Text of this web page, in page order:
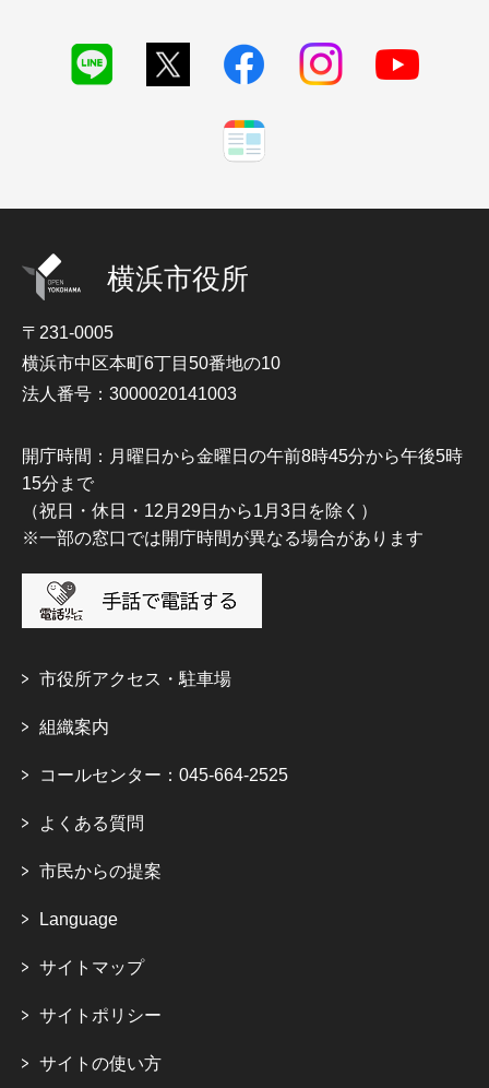
横浜市役所
〒231-0005
横浜市中区本町6丁目50番地の10
法人番号：3000020141003
開庁時間：月曜日から金曜日の午前8時45分から午後5時
15分まで
（祝日・休日・12月29日から1月3日を除く）
※一部の窓口では開庁時間が異なる場合があります
市役所アクセス・駐車場
組織案内
コールセンター：045-664-2525
よくある質問
市民からの提案
Language
サイトマップ
サイトポリシー
サイトの使い方